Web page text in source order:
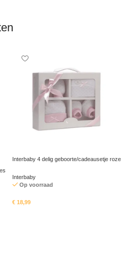
Interbaby 4 delig geboorte/cadeausetje roze
Interbaby
Op voorraad
€ 18,99